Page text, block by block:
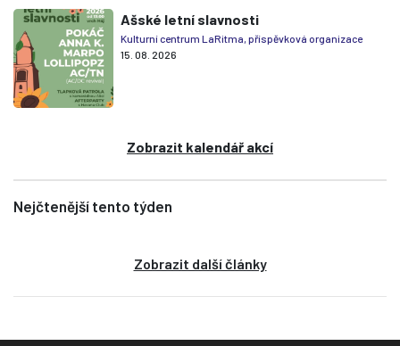
Ašské letní slavnosti
Kulturní centrum LaRitma, příspěvková organizace
15. 08. 2026
Zobrazit kalendář akcí
Nejčtenější tento týden
Zobrazit další články